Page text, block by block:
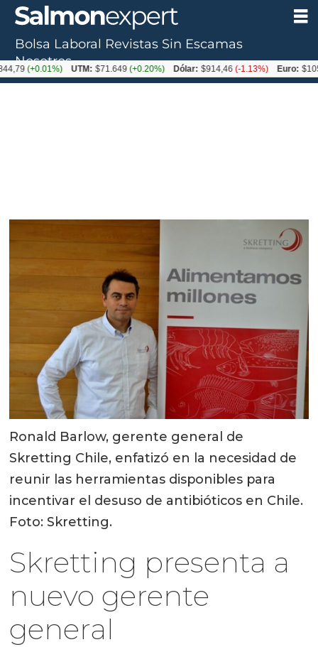
Ronald Barlow, gerente general de
Skretting Chile, enfatizó en la necesidad de
reunir las herramientas disponibles para
incentivar el desuso de antibióticos en Chile.
Foto: Skretting.
Skretting presenta a
nuevo gerente
general
Bolsa Laboral Revistas Sin Escamas
Nosotros
(+0.01%) UTM: $71.649(+0.20%) Dólar: $914,46(-1.13%) Euro: $1054,01